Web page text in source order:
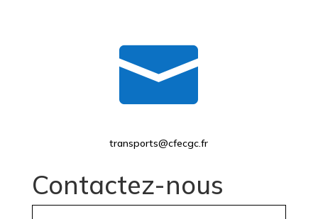

transports@cfecgc.fr
Contactez-nous